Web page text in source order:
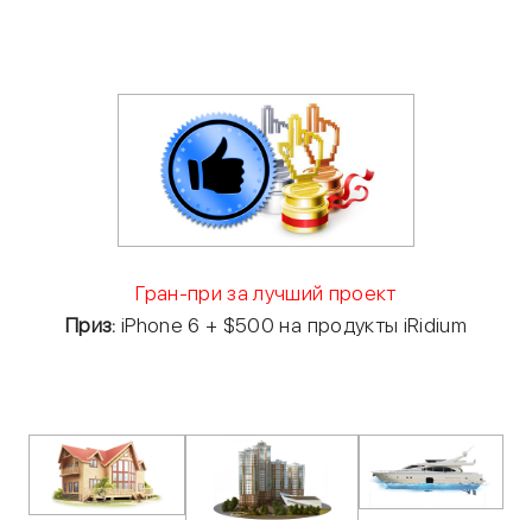
Гран-при за лучший проект
Приз: iPhone 6 + $500 на продукты iRidium